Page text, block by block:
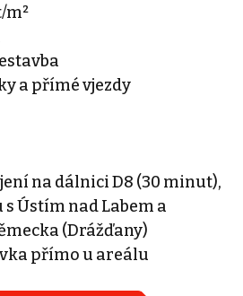
m²
a přímé vjezdy
na dálnici D8 (30 minut),
Ústím nad Labem a
(Drážďany)
přímo u areálu